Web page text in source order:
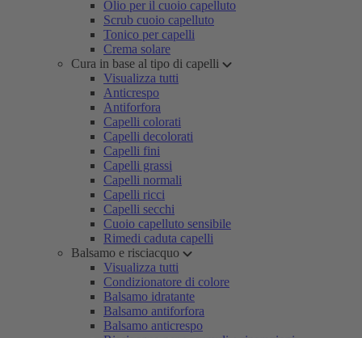
Olio per il cuoio capelluto
Scrub cuoio capelluto
Tonico per capelli
Crema solare
Cura in base al tipo di capelli
Visualizza tutti
Anticrespo
Antiforfora
Capelli colorati
Capelli decolorati
Capelli fini
Capelli grassi
Capelli normali
Capelli ricci
Capelli secchi
Cuoio capelluto sensibile
Rimedi caduta capelli
Balsamo e risciacquo
Visualizza tutti
Condizionatore di colore
Balsamo idratante
Balsamo antiforfora
Balsamo anticrespo